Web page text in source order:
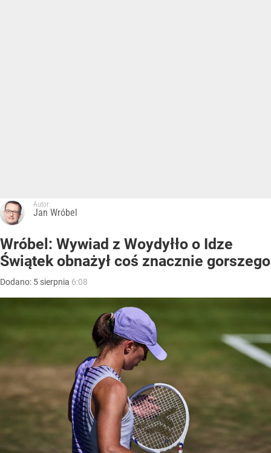
Autor:
Jan Wróbel
Wróbel: Wywiad z Woydyłło o Idze
Świątek obnażył coś znacznie gorszego
Dodano: 5 sierpnia 6:08